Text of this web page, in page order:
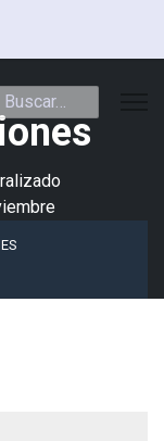
Buscar